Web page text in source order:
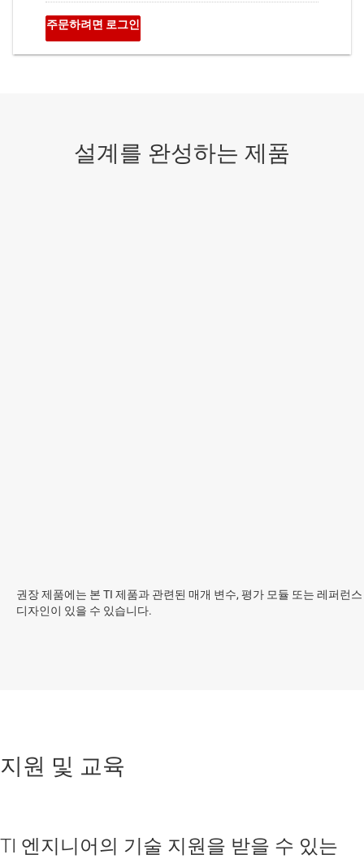
권장 제품에는 본 TI 제품과 관련된 매개 변수, 평가 모듈 또는 레퍼런스
디자인이 있을 수 있습니다.
지원 및 교육
TI 엔지니어의 기술 지원을 받을 수 있는